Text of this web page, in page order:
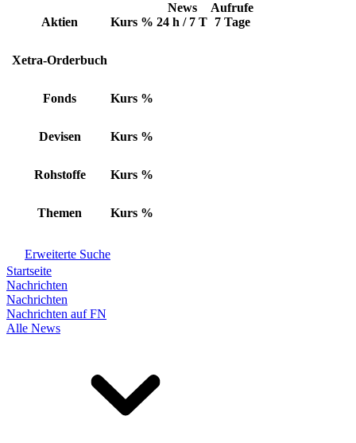
Aktien Kurs %
News
24 h / 7 T
Aufrufe
7 Tage
Xetra-Orderbuch
Fonds Kurs %
Devisen Kurs %
Rohstoffe Kurs %
Themen Kurs %
Erweiterte Suche
Startseite
Nachrichten
Nachrichten
Nachrichten auf FN
Alle News